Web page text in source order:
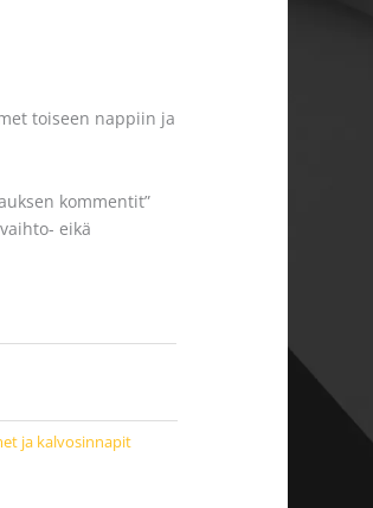
toiseen nappiin ja
kommentit”
eikä
ja kalvosinnapit